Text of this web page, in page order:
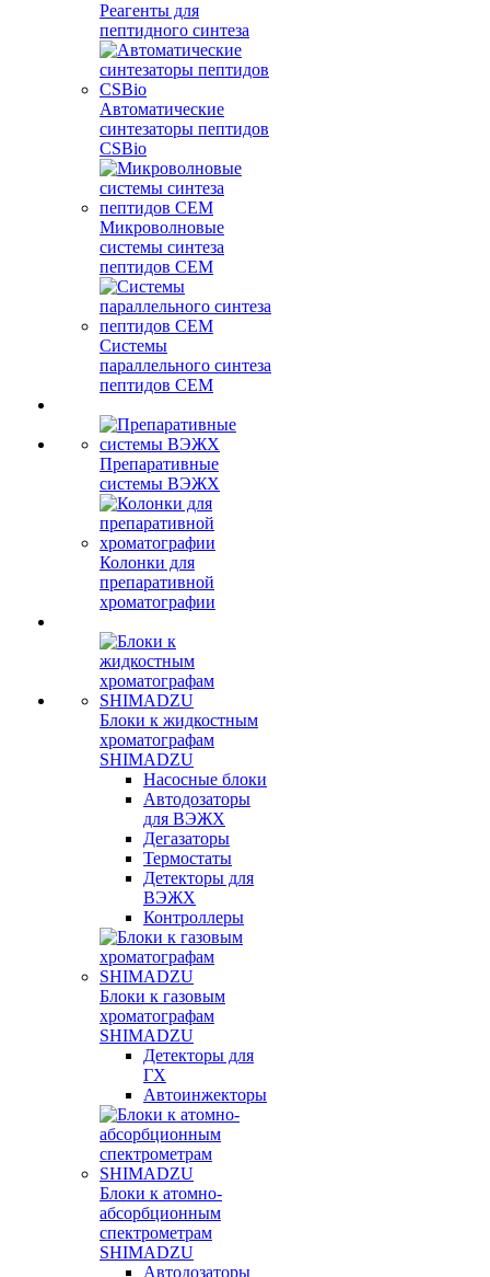
Реагенты для
пептидного синтеза
Автоматические
синтезаторы пептидов
CSBio
Микроволновые
системы синтеза
пептидов CEM
Системы
параллельного синтеза
пептидов CEM
Препаративные
системы ВЭЖХ
Колонки для
препаративной
хроматографии
Блоки к жидкостным
хроматографам
SHIMADZU
Насосные блоки
Автодозаторы
для ВЭЖХ
Дегазаторы
Термостаты
Детекторы для
ВЭЖХ
Контроллеры
Блоки к газовым
хроматографам
SHIMADZU
Детекторы для
ГХ
Автоинжекторы
Блоки к атомно-
абсорбционным
спектрометрам
SHIMADZU
Автодозаторы